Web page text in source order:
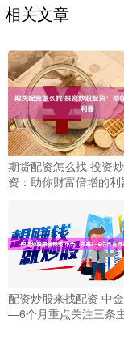
相关文章
期货配资怎么找 投资
资：助你财富倍增的利
配资炒股来找配资 中
—6个月重点关注三条